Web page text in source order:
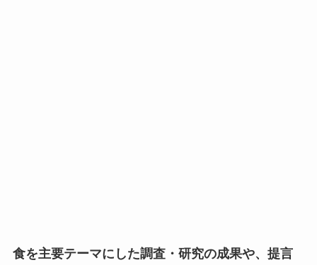
食を主要テーマにした調査・研究の成果や、提言